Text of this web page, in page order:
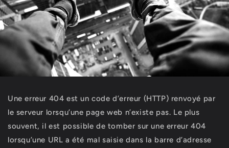
Une erreur 404 est un code d’erreur (HTTP) renvoyé par
le serveur lorsqu’une page web n’existe pas. Le plus
souvent, il est possible de tomber sur une erreur 404
lorsqu’une URL a été mal saisie dans la barre d’adresse